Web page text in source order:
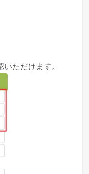
ただけます。